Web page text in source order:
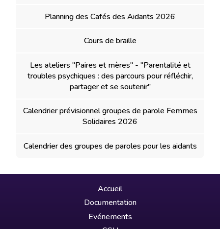
Planning des Cafés des Aidants 2026
Cours de braille
Les ateliers "Paires et mères" - "Parentalité et
troubles psychiques : des parcours pour réfléchir,
partager et se soutenir"
Calendrier prévisionnel groupes de parole Femmes
Solidaires 2026
Calendrier des groupes de paroles pour les aidants
Accueil
Documentation
Evénements